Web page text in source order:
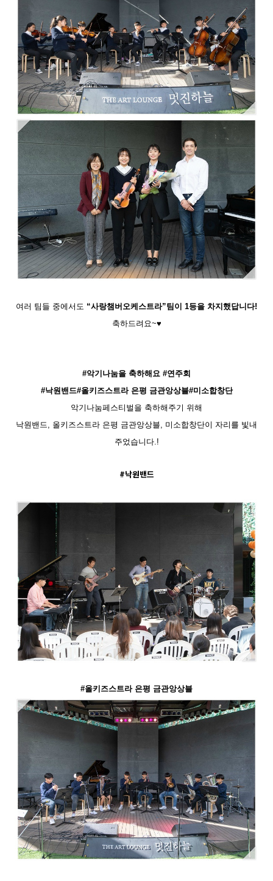
여러 팀들 중에서도 “사랑챔버오케스트라”팀이 1등을 차지했답니다!
축하드려요~♥
#악기나눔을 축하해요 #연주회
#낙원밴드#올키즈스트라 은평 금관앙상블#미소합창단
악기나눔페스티벌을 축하해주기 위해
낙원밴드, 올키즈스트라 은평 금관앙상블, 미소합창단이 자리를 빛내
주었습니다.!
#낙원밴드
#올키즈스트라 은평 금관앙상블